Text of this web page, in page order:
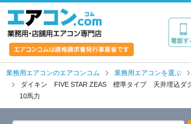
業務用エアコンのエアコンコム 業務用エアコンを選ぶ
ダイキン FIVE STAR ZEAS 標準タイプ 天井埋込ダ
10馬力